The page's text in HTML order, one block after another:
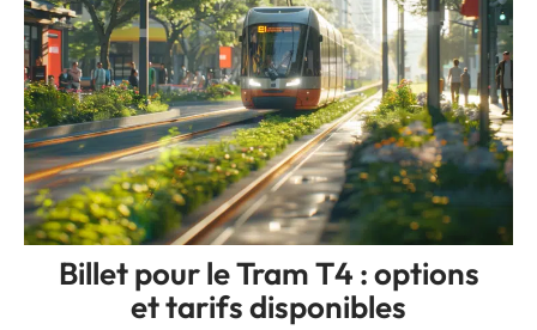
Billet pour le Tram T4 : options
et tarifs disponibles